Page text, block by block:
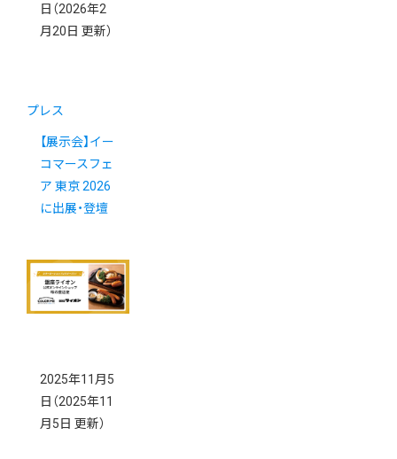
日 （2026年2
月20日 更新）
プレス
【展示会】イー
コマースフェ
ア 東京 2026
に出展・登壇
2025年11月5
日 （2025年11
月5日 更新）